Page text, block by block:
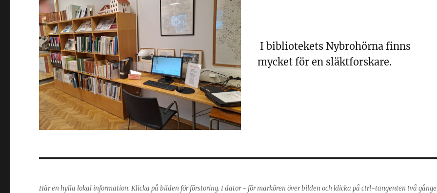
I bibliotekets Nybrohörna finns
mycket för en släktforskare.
Här en hylla lokal information. Klicka på bilden för förstoring. I dator - för markören över bilden och klicka på ctrl-tangenten två